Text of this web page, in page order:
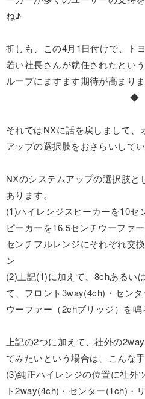
ね♪
折しも、この4月1日付けで、ト
若い社長さんが就任されたとい
ループにますます期待が高まり
◆
それではNXに話を戻しまして、
アップの選択肢をおさらいして
NXのシステムアップの選択肢と
あります。
(1)ハイレンジスピーカーを10セ
ピーカーを16.5センチウーファ
センチフルレンジにそれぞれ交
ン
(2)上記(1)に加えて、8chあるい
て、フロント3way(4ch)・セン
ウーファー（2chブリッジ）を鳴
上記の2つに加えて、社外の
てみたいという場合は、こんな手
(3)純正ハイレンジの位置に社外
ト2way(4ch)・センター(1ch)・